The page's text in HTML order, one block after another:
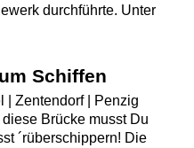
durchführte. Unter
Schiffen
| Zentendorf | Penzig
Brücke musst Du
´rüberschippern! Die